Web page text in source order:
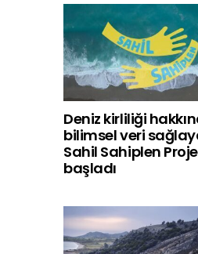
Deniz kirliliği
bilimsel veri
Sahil Sahiplen
başladı